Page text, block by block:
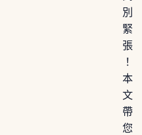
別
緊
張
！
本
文
帶
您